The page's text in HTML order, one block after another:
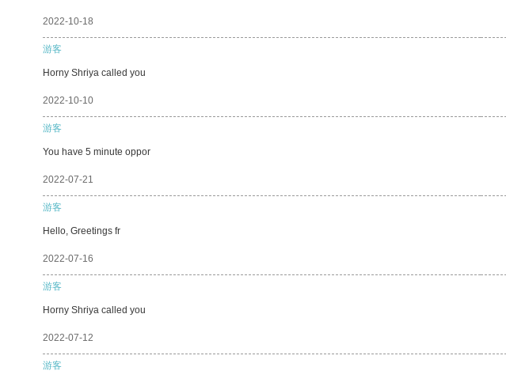
2022-10-18
游客
Horny Shriya called you
2022-10-10
游客
You have 5 minute oppor
2022-07-21
游客
Hello, Greetings fr
2022-07-16
游客
Horny Shriya called you
2022-07-12
游客